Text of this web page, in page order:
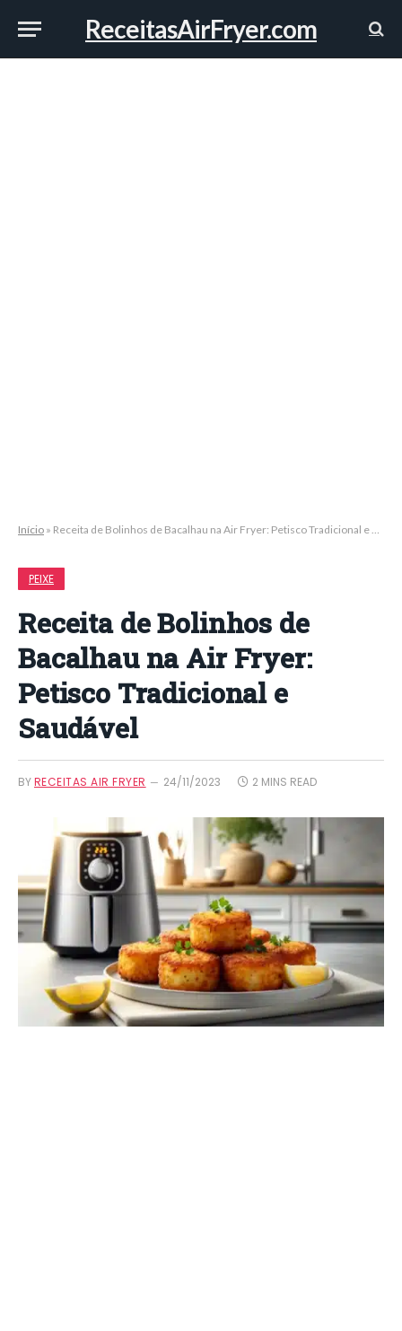
ReceitasAirFryer.com
Início » Receita de Bolinhos de Bacalhau na Air Fryer: Petisco Tradicional e Saudável
PEIXE
Receita de Bolinhos de
Bacalhau na Air Fryer:
Petisco Tradicional e
Saudável
BYRECEITAS AIR FRYER 24/11/2023 2 MINS READ